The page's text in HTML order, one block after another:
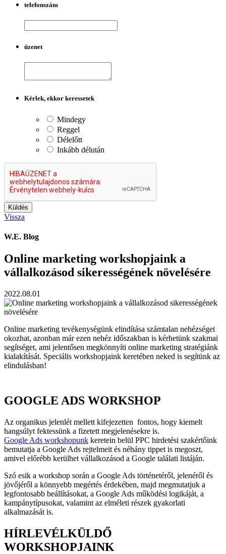
telefonszám
üzenet
Kérlek, ekkor keressetek
Mindegy
Reggel
Délelőtt
Inkább délután
Vissza
W.E. Blog
Online marketing workshopjaink a
vállalkozásod sikerességének növelésére
2022.08.01
Online marketing tevékenységünk elindítása számtalan nehézséget
okozhat, azonban már ezen nehéz időszakban is kérhetünk szakmai
segítséget, ami jelentősen megkönnyíti online marketing stratégiánk
kialakítását. Speciális workshopjaink keretében neked is segítünk az
elindulásban!
GOOGLE ADS WORKSHOP
Az organikus jelenlét mellett kifejezetten fontos, hogy kiemelt
hangsúlyt fektessünk a fizetett megjelenésekre is.
Google Ads workshopunk keretein belül PPC hirdetési szakértőink
bemutatja a Google Ads rejtelmeit és néhány tippet is megoszt,
amivel előrébb kerülhet vállalkozásod a Google találati listáján.
Szó esik a workshop során a Google Ads történetéről, jelenéről és
jövőjéről a könnyebb megértés érdekében, majd megmutatjuk a
legfontosabb beállításokat, a Google Ads működési logikáját, a
kampánytípusokat, valamint az elméleti részek gyakorlati
alkalmazását is.
HÍRLEVÉLKÜLDŐ
WORKSHOPJAINK